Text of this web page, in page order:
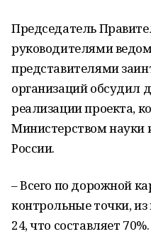
Председатель
руководителями
представителями
организаций обсудил
реализации проекта,
Министерством науки
России.
– Всего по дорожной
контрольные точки,
24, что составляет